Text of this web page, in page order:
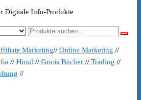
Digitale Info-Produkte
Marketing// Online Marketing //
// Hund // Gratis Bücher // Trading //
//